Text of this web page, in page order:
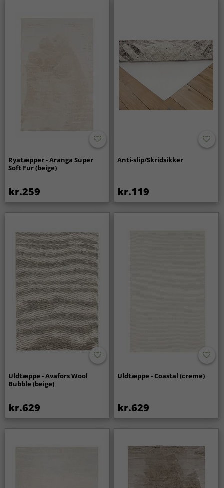
Ryatæpper - Aranga Super
Soft Fur (beige)
kr.259
Anti-slip/Skridsikker
kr.119
Uldtæppe - Avafors Wool
Bubble (beige)
kr.629
Uldtæppe - Coastal (creme)
kr.629